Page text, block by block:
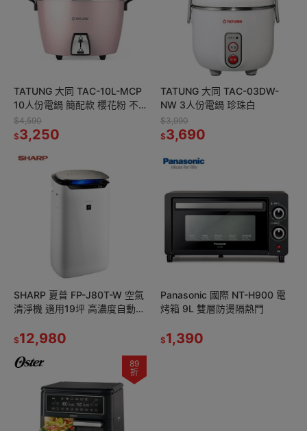
TATUNG 大同 TAC-10L-MCP
10人份電鍋 簡配款 櫻花粉 不
鏽鋼配件
$4,590
$3,250
TATUNG 大同 TAC-03DW-
NW 3人份電鍋 珍珠白
$3,990
$3,690
SHARP 夏普 FP-J80T-W 空氣
清淨機 適用19坪 高濃度自動除
$12,980
Panasonic 國際 NT-H900 電
烤箱 9L 雙層防燙隔熱門
$1,390
89
折